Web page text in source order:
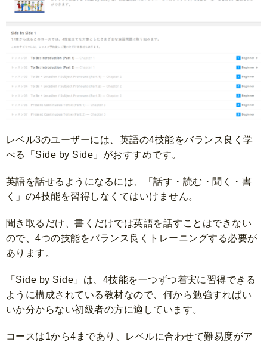
レベル3のユーザーには、英語の4技能をバランス良く学
べる「Side by Side」がおすすめです。
英語を話せるようになるには、「話す・読む・聞く・書
く」の4技能を習得しなくてはいけません。
聞き取るだけ、書くだけでは英語を話すことはできない
ので、4つの技能をバランス良くトレーニングする必要が
あります。
「Side by Side」は、4技能を一つずつ着実に習得できる
ように構成されている教材なので、何から勉強すればい
いか分からない初級者の方に適しています。
コースは1から4まであり、レベルに合わせて難易度がア